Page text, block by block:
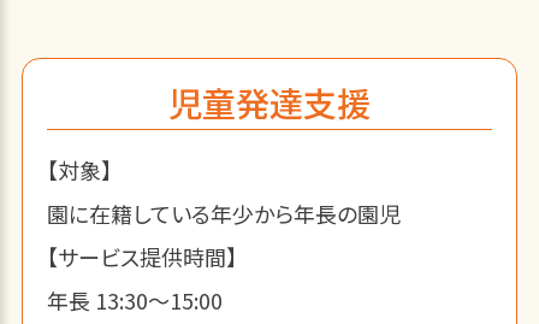
児童発達支援
【対象】
園に在籍している年少から年長の園児
【サービス提供時間】
年長 13:30～15:00